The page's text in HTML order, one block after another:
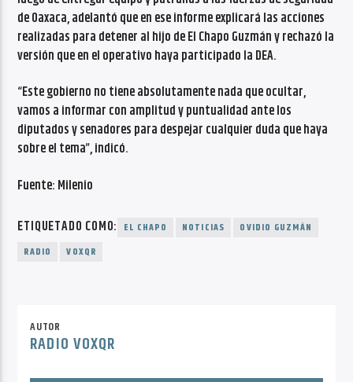
de Oaxaca, adelantó que en ese informe explicará las acciones
realizadas para detener al hijo de El Chapo Guzmán y rechazó la
versión que en el operativo haya participado la DEA.
“Este gobierno no tiene absolutamente nada que ocultar,
vamos a informar con amplitud y puntualidad ante los
diputados y senadores para despejar cualquier duda que haya
sobre el tema”, indicó.
Fuente: Milenio
ETIQUETADO COMO: EL CHAPO NOTICIAS
OVIDIO GUZMÁN
RADIO
VOXQR
AUTOR
RADIO VOXQR